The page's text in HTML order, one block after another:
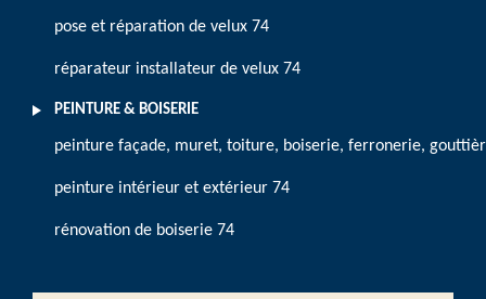
pose et réparation de velux 74
réparateur installateur de velux 74
PEINTURE & BOISERIE
peinture façade, muret, toiture, boiserie, ferronerie,
peinture intérieur et extérieur 74
rénovation de boiserie 74